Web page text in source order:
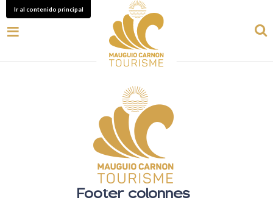
Ir al contenido principal
Footer colonnes